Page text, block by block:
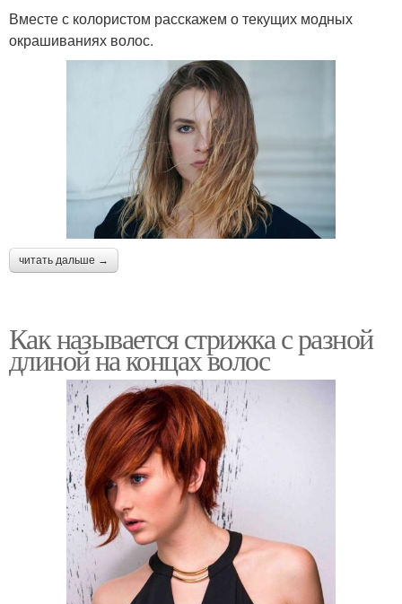
Вместе с колористом расскажем о текущих модных
окрашиваниях волос.
читать дальше →
Как называется стрижка с разной
длиной на концах волос